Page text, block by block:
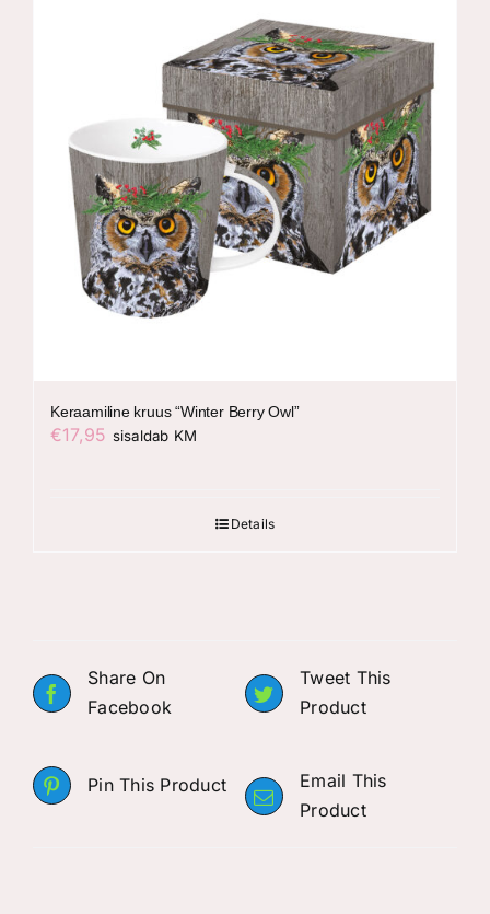
Keraamiline kruus “Winter Berry Owl”
€17,95 sisaldab KM
Details
Share On
Facebook
Tweet This
Product
Pin This Product
Email This
Product